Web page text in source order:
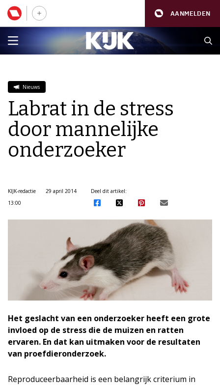
AANMELDEN
Nieuws
Labrat in de stress
door mannelijke
onderzoeker
KIJK-redactie
29 april 2014
13:00
Deel dit artikel:
Het geslacht van een onderzoeker heeft een grote
invloed op de stress die de muizen en ratten
ervaren. En dat kan uitmaken voor de resultaten
van proefdieronderzoek.
Reproduceerbaarheid is een belangrijk criterium in